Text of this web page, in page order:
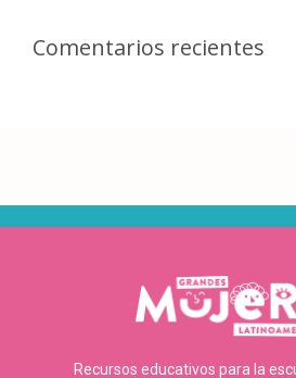
Comentarios recientes
Recursos educativos para la